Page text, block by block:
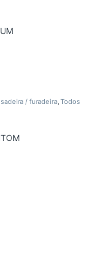
/ furadeira,Todos